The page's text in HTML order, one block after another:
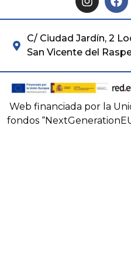
C/ Ciudad Jardín, 2
San Vicente del
Web financiada por la
fondos